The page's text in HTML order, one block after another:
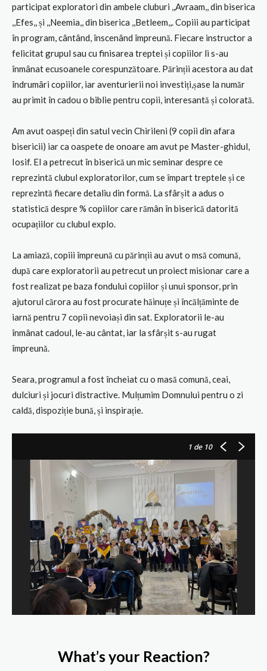
participat exploratori din ambele cluburi ,,Avraam,, din biserica
,,Efes,, și ,,Neemia,, din biserica ,,Betleem,,. Copiii au participat
în program, cântând, înscenând împreună. Fiecare instructor a
felicitat grupul sau cu finisarea treptei și copiilor li s-au
înmânat ecusoanele corespunzătoare. Părinții acestora au dat
îndrumâri copiilor, iar aventurierii noi investiți,șase la număr
au primit în cadou o biblie pentru copii, interesantă și colorată.
Am avut oaspeți din satul vecin Chirileni (9 copii din afara
bisericii) iar ca oaspete de onoare am avut pe Master-ghidul,
Iosif. El a petrecut în biserică un mic seminar despre ce
reprezintă clubul exploratorilor, cum se împart treptele și ce
reprezintă fiecare detaliu din formă. La sfârșit a adus o
statistică despre % copiilor care rămân în biserică datorită
ocupațiilor cu clubul explo.
La amiază, copiii împreună cu părinții au avut o msă comună,
după care exploratorii au petrecut un proiect misionar care a
fost realizat pe baza fondului copiilor și unui sponsor, prin
ajutorul cărora au fost procurate hăinuțe și încălțăminte de
iarnă pentru 7 copii nevoiași din sat. Exploratorii le-au
înmânat cadoul, le-au cântat, iar la sfârșit s-au rugat
împreună.
Seara, programul a fost încheiat cu o masă comună, ceai,
dulciuri și jocuri distractive. Mulțumim Domnului pentru o zi
caldă, dispoziție bună, și inspirație.
1 de 10
What’s your Reaction?